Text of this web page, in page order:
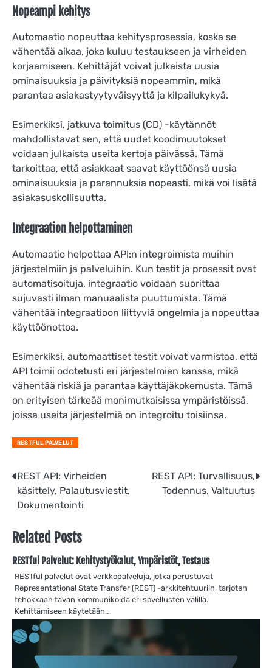
Nopeampi kehitys
Automaatio nopeuttaa kehitysprosessia, koska se
vähentää aikaa, joka kuluu testaukseen ja virheiden
korjaamiseen. Kehittäjät voivat julkaista uusia
ominaisuuksia ja päivityksiä nopeammin, mikä
parantaa asiakastyytyväisyyttä ja kilpailukykyä.
Esimerkiksi, jatkuva toimitus (CD) -käytännöt
mahdollistavat sen, että uudet koodimuutokset
voidaan julkaista useita kertoja päivässä. Tämä
tarkoittaa, että asiakkaat saavat käyttöönsä uusia
ominaisuuksia ja parannuksia nopeasti, mikä voi lisätä
asiakasuskollisuutta.
Integraation helpottaminen
Automaatio helpottaa API:n integroimista muihin
järjestelmiin ja palveluihin. Kun testit ja prosessit ovat
automatisoituja, integraatio voidaan suorittaa
sujuvasti ilman manuaalista puuttumista. Tämä
vähentää integraatioon liittyviä ongelmia ja nopeuttaa
käyttöönottoa.
Esimerkiksi, automaattiset testit voivat varmistaa, että
API toimii odotetusti eri järjestelmien kanssa, mikä
vähentää riskiä ja parantaa käyttäjäkokemusta. Tämä
on erityisen tärkeää monimutkaisissa ympäristöissä,
joissa useita järjestelmiä on integroitu toisiinsa.
RESTFUL PALVELUT
Post
navigation
REST API: Virheiden
käsittely, Palautusviestit,
Dokumentointi
REST API: Turvallisuus,
Todennus, Valtuutus
Related Posts
RESTful Palvelut: Kehitystyökalut, Ympäristöt, Testaus
RESTful palvelut ovat verkkopalveluja, jotka perustuvat
Representational State Transfer (REST) -arkkitehtuuriin, tarjoten
tehokkaan tavan kommunikoida eri sovellusten välillä.
Kehittämiseen käytetään…